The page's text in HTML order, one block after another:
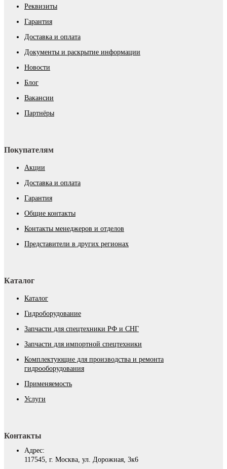
Реквизиты
Гарантия
Доставка и оплата
Документы и раскрытие информации
Новости
Блог
Вакансии
Партнёры
Покупателям
Акции
Доставка и оплата
Гарантия
Общие контакты
Контакты менеджеров и отделов
Представители в других регионах
Каталог
Каталог
Гидроборудование
Запчасти для спецтехники РФ и СНГ
Запчасти для импортной спецтехники
Комплектующие для производства и ремонта
гидрооборудования
Применяемость
Услуги
Контакты
Адрес:
117545, г. Москва, ул. Дорожная, 3к6